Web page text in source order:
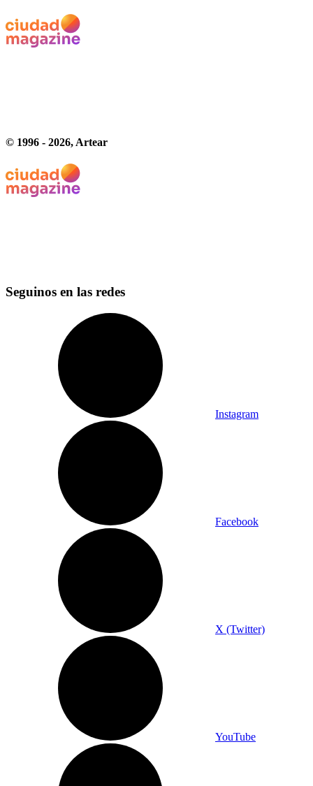
© 1996 - 2026, Artear
Seguinos en las redes
Instagram
Facebook
X (Twitter)
YouTube